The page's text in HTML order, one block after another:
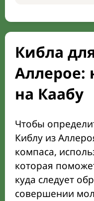
Кибла
Аллерое:
на Каабу
Чтобы
Киблу из
компаса,
которая
куда следует
совершении